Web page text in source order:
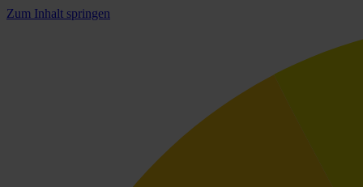
Zum Inhalt springen